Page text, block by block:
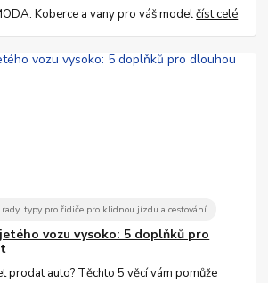
Koberce a vany pro váš modelčíst celé
rady, typy pro řidiče pro klidnou jízdu a cestování
vozu vysoko: 5 doplňků pro
prodat auto? Těchto 5 věcí vám pomůže